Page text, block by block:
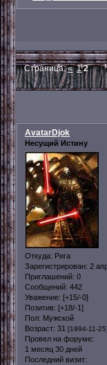
Страница:« 1 2
AvatarDjok
Несущий Истину
Откуда: Рига
Зарегистрирован: 2
Приглашений: 0
Сообщений: 442
Уважение: [+15/-0]
Позитив: [+18/-1]
Пол: Мужской
Возраст: 31 [1994-11-25]
Провел на форуме:
1 месяц 30 дней
Последний визит: